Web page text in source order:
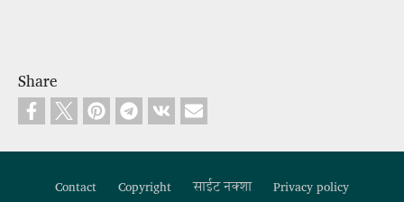
Share
Contact Copyright साईट नक्शा Privacy policy